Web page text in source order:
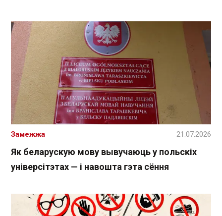
Як беларускую мову вывучаюць у польскіх
універсітэтах — і навошта гэта сёння
Замежжа 21.07.2026